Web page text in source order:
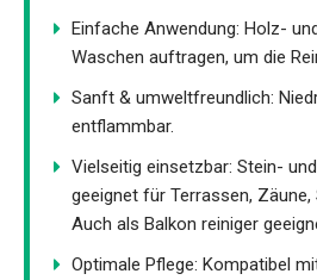
Einfache Anwendung: Holz-
Waschen auftragen, um die
Sanft & umweltfreundlich:
entflammbar.
Vielseitig einsetzbar: Stein-
geeignet für Terrassen, Zäune,
Auch als Balkon reiniger
Optimale Pflege: Kompatibel